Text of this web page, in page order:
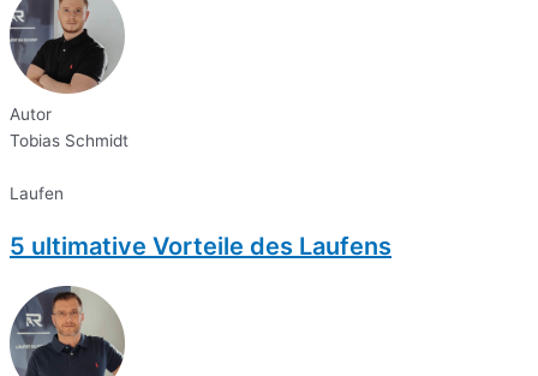
Autor
Tobias Schmidt
Laufen
5 ultimative Vorteile des Laufens